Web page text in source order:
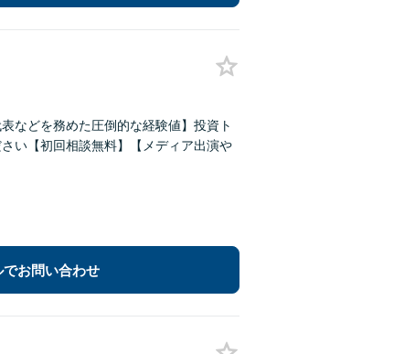
などを務めた圧倒的な経験値】投資ト
い【初回相談無料】【メディア出演や
でお問い合わせ